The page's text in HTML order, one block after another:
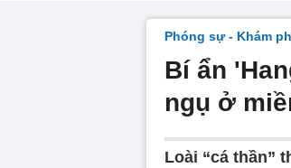
Phóng sự - Khám
Bí ẩn
ngụ ở
Loài “cá thần”